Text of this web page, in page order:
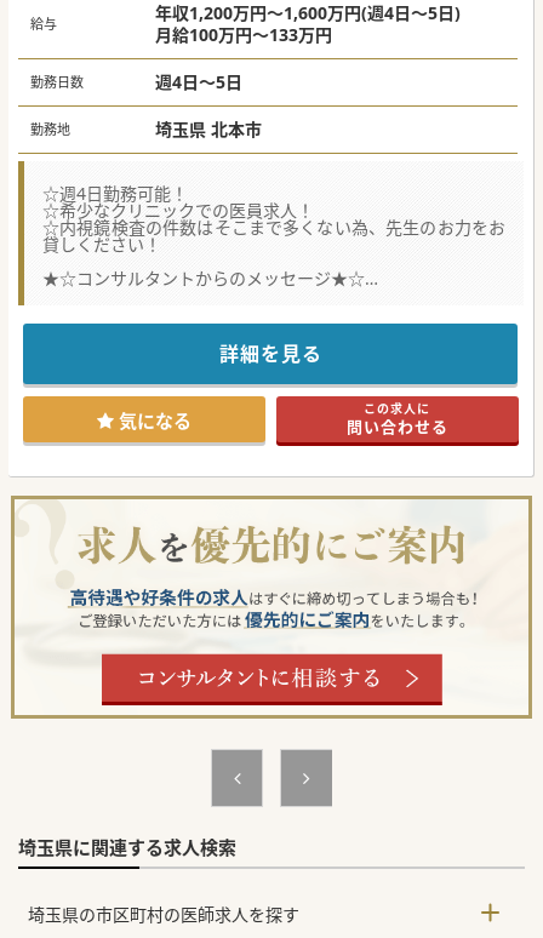
給与
年収1,200万円～1,600万円(週4日～5日)
月給100万円～133万円
勤務日数 週4日～5日
勤務地 埼玉県 北本市
☆週4日勤務可能！
☆希少なクリニックでの医員求人！
☆内視鏡検査の件数はそこまで多くない為、先生のお力をお
貸しください！
★☆コンサルタントからのメッセージ★☆
長く地域の皆様から愛され続けているクリニック様より、
訪問診療にご興味を持たれている先生であれば、ご対応いた
まずは先生のご希望をお申し付けください。
#年度内入職可 #秋入職可
詳細を見る
気になる この求人に
問い合わせる
埼玉県に関連する求人検索
埼玉県の市区町村の医師求人を探す